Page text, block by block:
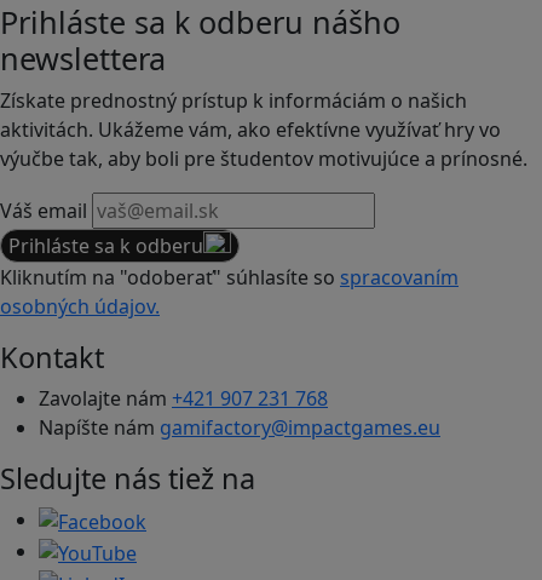
Prihláste sa k odberu nášho
newslettera
Získate prednostný prístup k informáciám o našich
aktivitách. Ukážeme vám, ako efektívne využívať hry vo
výučbe tak, aby boli pre študentov motivujúce a prínosné.
Váš email
Prihláste sa k odberu
Kliknutím na "odoberať" súhlasíte so spracovaním
osobných údajov.
Kontakt
Zavolajte nám +421 907 231 768
Napíšte nám gamifactory@impactgames.eu
Sledujte nás tiež na